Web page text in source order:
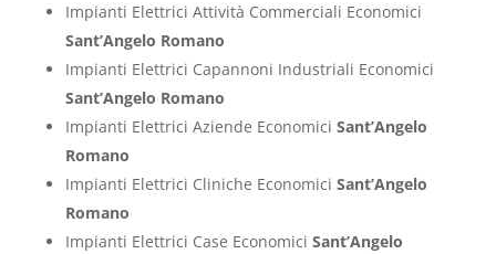
Impianti Elettrici Attività Commerciali Economici
Sant’Angelo Romano
Impianti Elettrici Capannoni Industriali Economici
Sant’Angelo Romano
Impianti Elettrici Aziende Economici Sant’Angelo
Romano
Impianti Elettrici Cliniche Economici Sant’Angelo
Romano
Impianti Elettrici Case Economici Sant’Angelo